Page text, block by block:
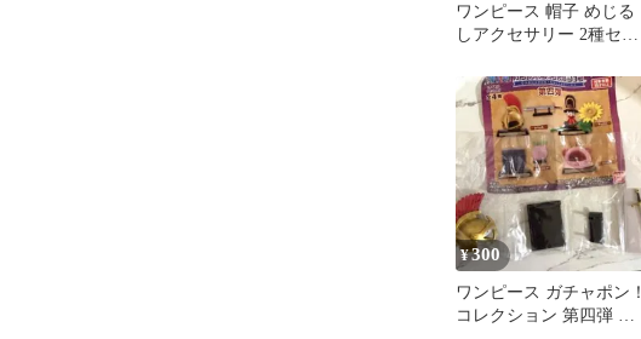
ワンピース 帽子 めじる
しアクセサリー 2種セッ
¥300
ワンピース ガチャポン！
コレクション 第四弾 レ